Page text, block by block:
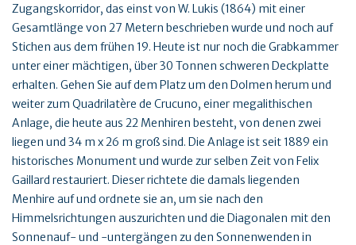
Zugangskorridor, das einst von W. Lukis (1864) mit einer
Gesamtlänge von 27 Metern beschrieben wurde und noch auf
Stichen aus dem frühen 19. Heute ist nur noch die Grabkammer
unter einer mächtigen, über 30 Tonnen schweren Deckplatte
erhalten. Gehen Sie auf dem Platz um den Dolmen herum und
weiter zum Quadrilatère de Crucuno, einer megalithischen
Anlage, die heute aus 22 Menhiren besteht, von denen zwei
liegen und 34 m x 26 m groß sind. Die Anlage ist seit 1889 ein
historisches Monument und wurde zur selben Zeit von Felix
Gaillard restauriert. Dieser richtete die damals liegenden
Menhire auf und ordnete sie an, um sie nach den
Himmelsrichtungen auszurichten und die Diagonalen mit den
Sonnenauf- und -untergängen zu den Sonnenwenden in